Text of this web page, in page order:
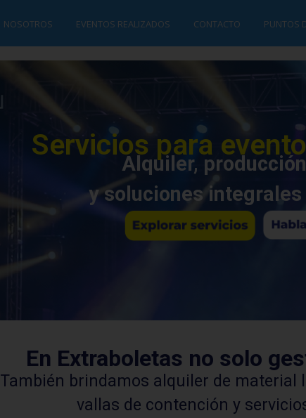
NOSOTROS EVENTOS REALIZADOS CONTACTO PUNTOS
Servicios para
Alquiler,
y soluciones
En Extraboletas no solo
También brindamos alquiler de material
vallas de contención y